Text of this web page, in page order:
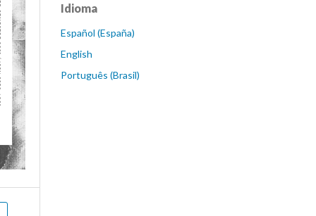
Idioma
Español (España)
English
Português (Brasil)